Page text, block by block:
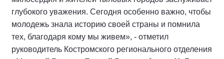
глубокого уважения. Сегодня особенно важно, чтобы
молодежь знала историю своей страны и помнила
тех, благодаря кому мы живем», - отметил
руководитель Костромского регионального отделения